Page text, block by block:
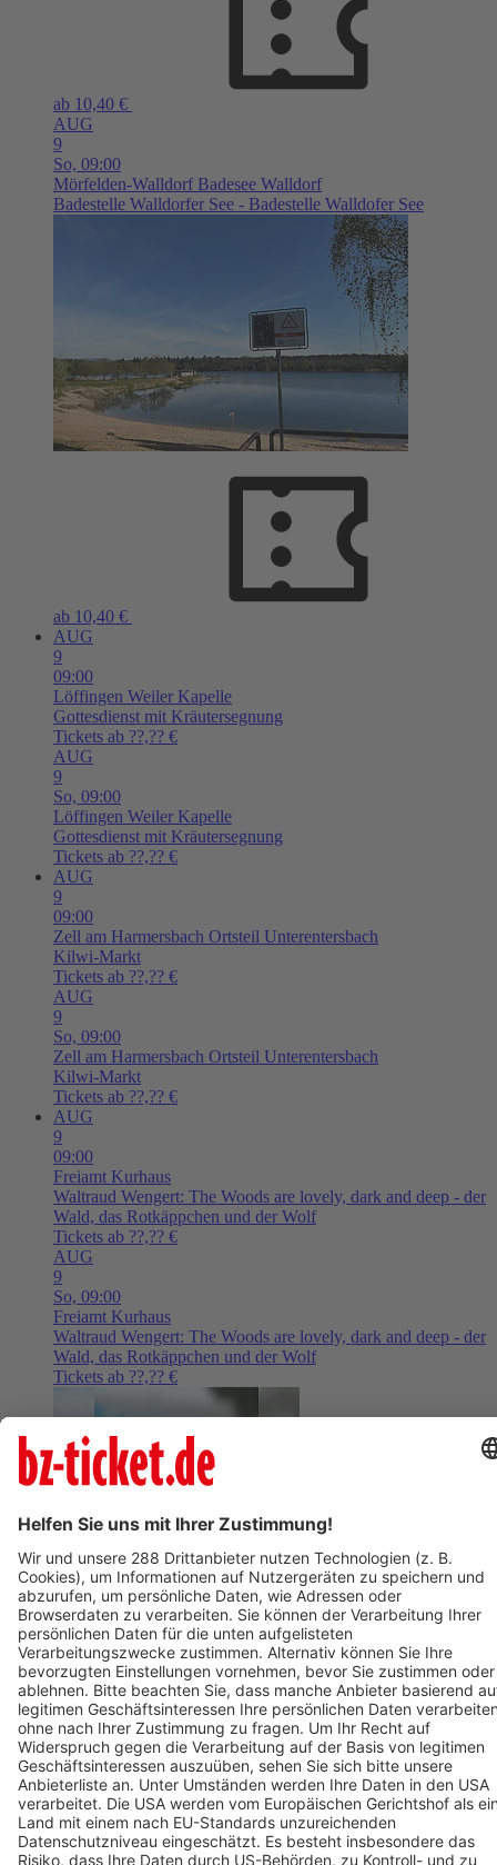
ab 10,40 €
AUG
9
So, 09:00
Mörfelden-Walldorf Badesee Walldorf
Badestelle Walldorfer See - Badestelle Walldofer See
ab 10,40 €
AUG
9
09:00
Löffingen Weiler Kapelle
Gottesdienst mit Kräutersegnung
Tickets ab ??,?? €
AUG
9
So, 09:00
Löffingen Weiler Kapelle
Gottesdienst mit Kräutersegnung
Tickets ab ??,?? €
AUG
9
09:00
Zell am Harmersbach Ortsteil Unterentersbach
Kilwi-Markt
Tickets ab ??,?? €
AUG
9
So, 09:00
Zell am Harmersbach Ortsteil Unterentersbach
Kilwi-Markt
Tickets ab ??,?? €
AUG
9
09:00
Freiamt Kurhaus
Waltraud Wengert: The Woods are lovely, dark and deep - der
Wald, das Rotkäppchen und der Wolf
Tickets ab ??,?? €
AUG
9
So, 09:00
Freiamt Kurhaus
Waltraud Wengert: The Woods are lovely, dark and deep - der
Wald, das Rotkäppchen und der Wolf
Tickets ab ??,?? €
AUG
9
09:00
BERLIN Mauerpark Berlin
Graffitiworkshop im Mauerpark
ab 105,01 €
AUG
9